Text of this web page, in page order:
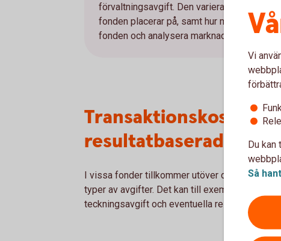
förvaltningsavgift. Den varierar mellan
fonden placerar på, samt hur mycket
fonden och analysera marknaden.
resultatbaserad avgift
I vissa fonder tillkommer utöver den årliga
typer av avgifter. Det kan till exempel gälla
teckningsavgift och eventuella
Vi
Du kan
Så